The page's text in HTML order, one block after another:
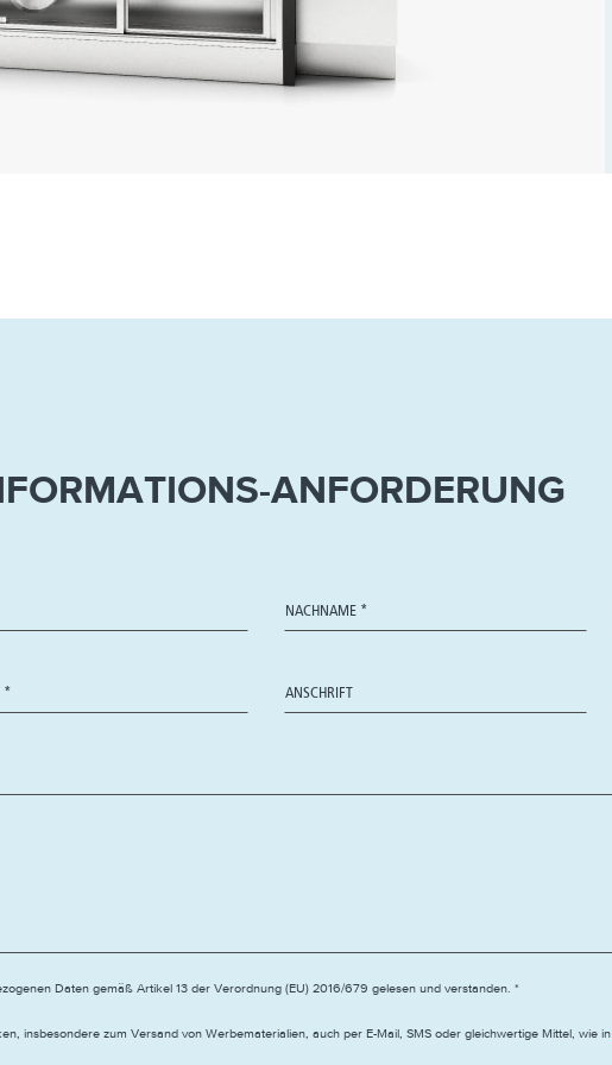
ANFORDERUNG
Daten gemäß Artikel 13 der Verordnung (EU) 2016/679 gelesen und verstanden. *
insbesondere zum Versand von Werbematerialien, auch per E-Mail, SMS oder gleichwertige Mittel, wie in